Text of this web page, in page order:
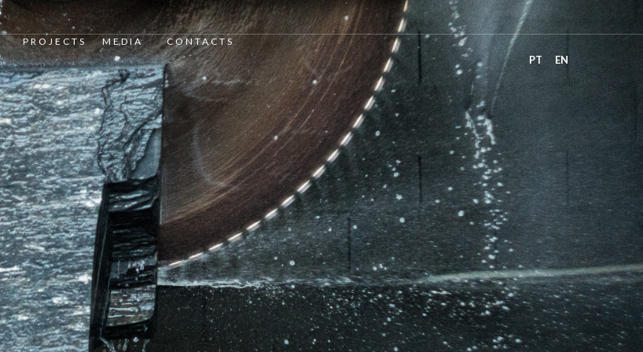
PROJECTS MEDIA CONTACTS
PT EN